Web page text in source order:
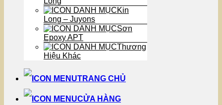
Kin
Long – Juyons
Sơn
Epoxy APT
Thương
Hiệu Khác
TRANG CHỦ
CỬA HÀNG